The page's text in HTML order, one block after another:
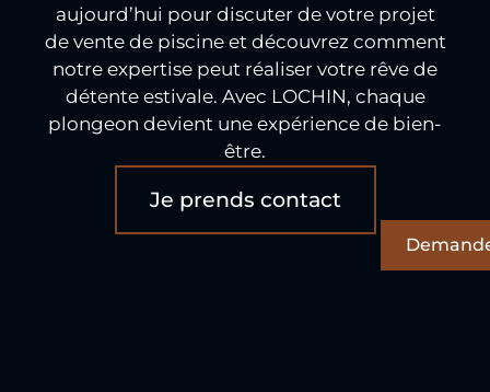
aujourd’hui pour discuter de votre projet
de vente de piscine et découvrez comment
notre expertise peut réaliser votre rêve de
détente estivale. Avec LOCHIN, chaque
plongeon devient une expérience de bien-
être.
Je prends contact